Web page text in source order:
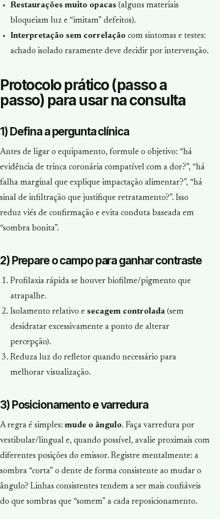
Restaurações muito opacas (alguns materiais
bloqueiam luz e “imitam” defeitos).
Interpretação sem correlação com sintomas e testes:
achado isolado raramente deve decidir por intervenção.
Protocolo prático (passo a
passo) para usar na consulta
1) Defina a pergunta clínica
Antes de ligar o equipamento, formule o objetivo: “há
evidência de trinca coronária compatível com a dor?”, “há
falha marginal que explique impactação alimentar?”, “há
sinal de infiltração que justifique retratamento?”. Isso
reduz viés de confirmação e evita conduta baseada em
“sombra bonita”.
2) Prepare o campo para ganhar contraste
Profilaxia rápida se houver biofilme/pigmento que
atrapalhe.
Isolamento relativo e secagem controlada(sem
desidratar excessivamente a ponto de alterar
percepção).
Reduza luz do refletor quando necessário para
melhorar visualização.
3) Posicionamento e varredura
A regra é simples: mude o ângulo. Faça varredura por
vestibular/lingual e, quando possível, avalie proximais com
diferentes posições do emissor. Registre mentalmente: a
sombra “corta” o dente de forma consistente ao mudar o
ângulo? Linhas consistentes tendem a ser mais confiáveis
do que sombras que “somem” a cada reposicionamento.